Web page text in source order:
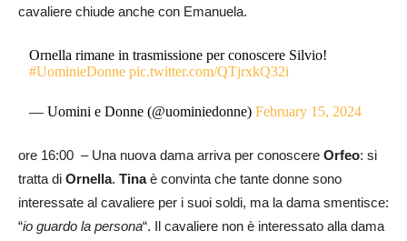
cavaliere chiude anche con Emanuela.
Ornella rimane in trasmissione per conoscere Silvio!
#UominieDonne pic.twitter.com/QTjrxkQ32i
— Uomini e Donne (@uominiedonne)February 15, 2024
ore 16:00 – Una nuova dama arriva per conoscere Orfeo: si
tratta di Ornella. Tinaè convinta che tante donne sono
interessate al cavaliere per i suoi soldi, ma la dama smentisce:
“io guardo la persona“. Il cavaliere non è interessato alla dama